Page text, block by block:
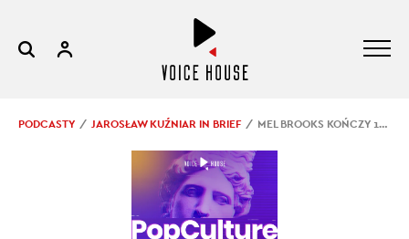
PODCASTY JAROSŁAW KUŹNIAR IN BRIEF MEL BROOKS KOŃCZY 100 LAT